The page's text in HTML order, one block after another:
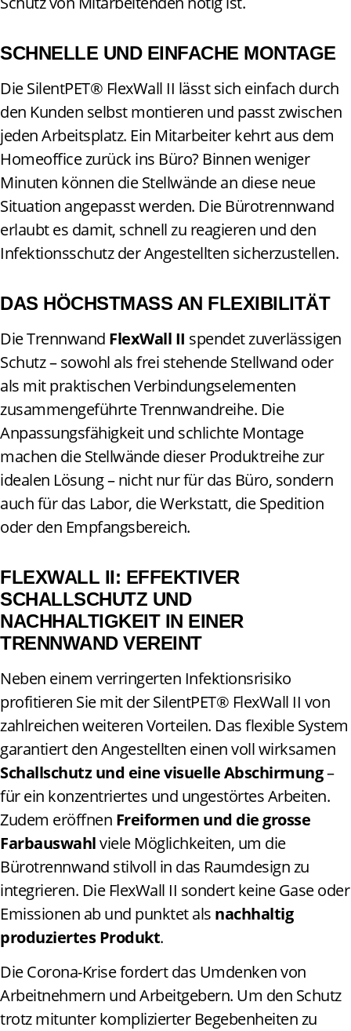
SCHNELLE UND EINFACHE MONTAGE
Die SilentPET® FlexWall II lässt sich einfach durch
den Kunden selbst montieren und passt zwischen
jeden Arbeitsplatz. Ein Mitarbeiter kehrt aus dem
Homeoffice zurück ins Büro? Binnen weniger
Minuten können die Stellwände an diese neue
Situation angepasst werden. Die Bürotrennwand
erlaubt es damit, schnell zu reagieren und den
Infektionsschutz der Angestellten sicherzustellen.
DAS HÖCHSTMASS AN FLEXIBILITÄT
Die Trennwand FlexWall II spendet zuverlässigen
Schutz – sowohl als frei stehende Stellwand oder
als mit praktischen Verbindungselementen
zusammengeführte Trennwandreihe. Die
Anpassungsfähigkeit und schlichte Montage
machen die Stellwände dieser Produktreihe zur
idealen Lösung – nicht nur für das Büro, sondern
auch für das Labor, die Werkstatt, die Spedition
oder den Empfangsbereich.
FLEXWALL II: EFFEKTIVER
SCHALLSCHUTZ UND
NACHHALTIGKEIT IN EINER
TRENNWAND VEREINT
Neben einem verringerten Infektionsrisiko
profitieren Sie mit der SilentPET® FlexWall II von
zahlreichen weiteren Vorteilen. Das flexible System
garantiert den Angestellten einen voll wirksamen
Schallschutz und eine visuelle Abschirmung–
für ein konzentriertes und ungestörtes Arbeiten.
Zudem eröffnen Freiformen und die grosse
Farbauswahlviele Möglichkeiten, um die
Bürotrennwand stilvoll in das Raumdesign zu
integrieren. Die FlexWall II sondert keine Gase oder
Emissionen ab und punktet als nachhaltig
produziertes Produkt.
Die Corona-Krise fordert das Umdenken von
Arbeitnehmern und Arbeitgebern. Um den Schutz
trotz mitunter komplizierter Begebenheiten zu